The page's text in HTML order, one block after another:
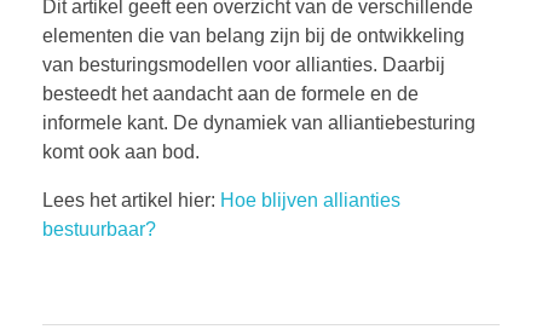
BOEKEN
CONTACT
Dit artikel geeft een overzicht van de verschillende
elementen die van belang zijn bij de ontwikkeling
van besturingsmodellen voor allianties. Daarbij
besteedt het aandacht aan de formele en de
informele kant. De dynamiek van alliantiebesturing
komt ook aan bod.
Lees het artikel hier: Hoe blijven allianties
bestuurbaar?